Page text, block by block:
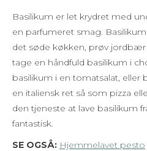
Basilikum er let krydret med
en parfumeret smag.
det søde køkken, prøv
tage en håndfuld basilikum i
basilikum i en tomatsalat, eller
en italiensk ret så som pizza
den tjeneste at lave basilikum
fantastisk.
SE OGSÅ: Hjemmelavet pesto